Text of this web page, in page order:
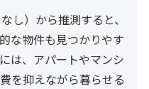
し）から推測すると、
な物件も見つかりやす
は、アパートやマンシ
を抑えながら暮らせる